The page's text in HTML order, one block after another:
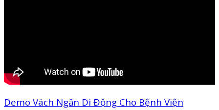
Demo Vách Ngăn Di Động Cho Bệnh Viện